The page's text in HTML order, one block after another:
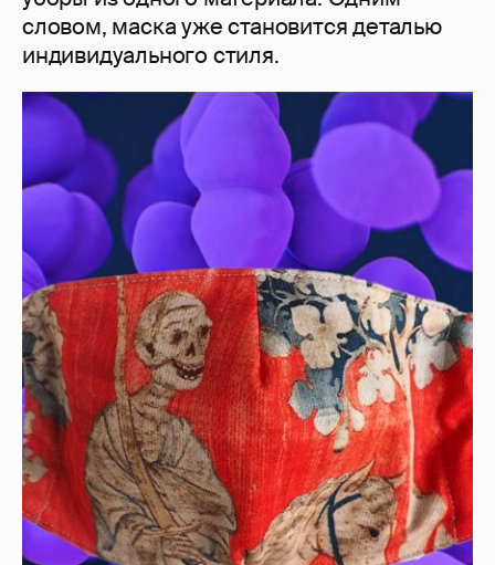
словом, маска уже становится деталью
индивидуального стиля.